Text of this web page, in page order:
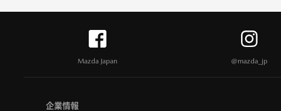
Mazda Japan @mazda_jp
企業情報